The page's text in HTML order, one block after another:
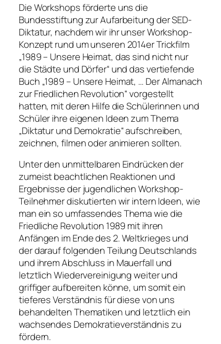
Die Workshops förderte uns die
Bundesstiftung zur Aufarbeitung der SED-
Diktatur, nachdem wir ihr unser Workshop-
Konzept rund um unseren 2014er Trickfilm
„1989 – Unsere Heimat, das sind nicht nur
die Städte und Dörfer“ und das vertiefende
Buch „1989 – Unsere Heimat, … Der Almanach
zur Friedlichen Revolution“ vorgestellt
hatten, mit deren Hilfe die Schülerinnen und
Schüler ihre eigenen Ideen zum Thema
„Diktatur und Demokratie“ aufschreiben,
zeichnen, filmen oder animieren sollten.
Unter den unmittelbaren Eindrücken der
zumeist beachtlichen Reaktionen und
Ergebnisse der jugendlichen Workshop-
Teilnehmer diskutierten wir intern Ideen, wie
man ein so umfassendes Thema wie die
Friedliche Revolution 1989 mit ihren
Anfängen im Ende des 2. Weltkrieges und
der darauf folgenden Teilung Deutschlands
und ihrem Abschluss in Mauerfall und
letztlich Wiedervereinigung weiter und
griffiger aufbereiten könne, um somit ein
tieferes Verständnis für diese von uns
behandelten Thematiken und letztlich ein
wachsendes Demokratieverständnis zu
fördern.